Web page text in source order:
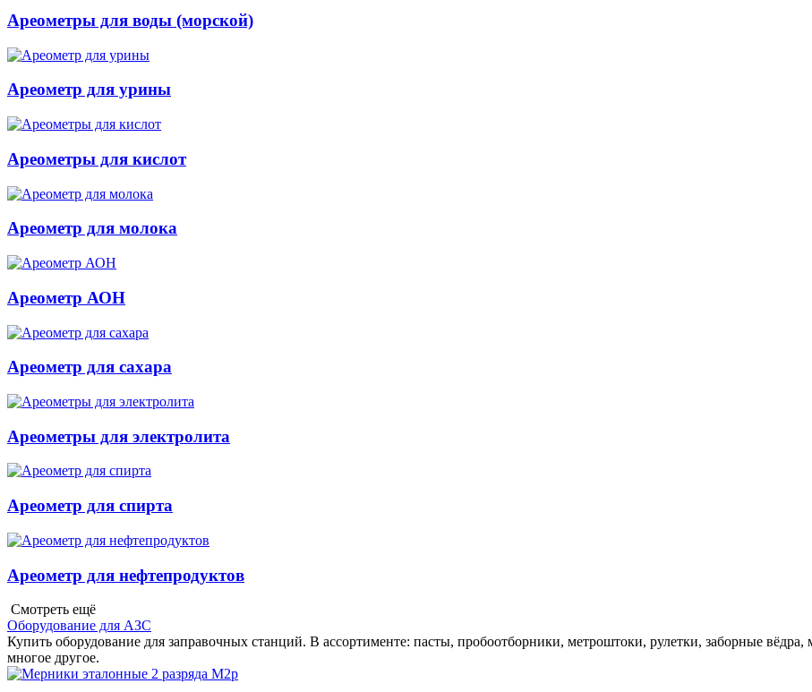
Ареометры для воды (морской)
Ареометр для урины
Ареометры для кислот
Ареометр для молока
Ареометр АОН
Ареометр для сахара
Ареометры для электролита
Ареометр для спирта
Ареометр для нефтепродуктов
Смотреть ещё
Оборудование для АЗС
Купить оборудование для заправочных станций. В ассортименте: пасты, пробоотборники, метроштоки, рулетки, заборные
многое другое.